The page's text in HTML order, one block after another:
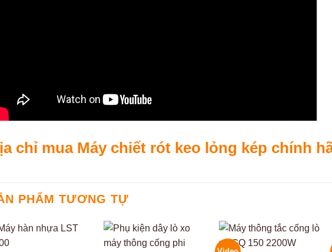
chỉ mua Máy chiết rót keo lỏng kép chính
PHẨM TƯƠNG TỰ